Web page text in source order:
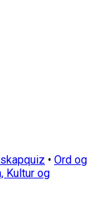
• Ord og
Kultur og